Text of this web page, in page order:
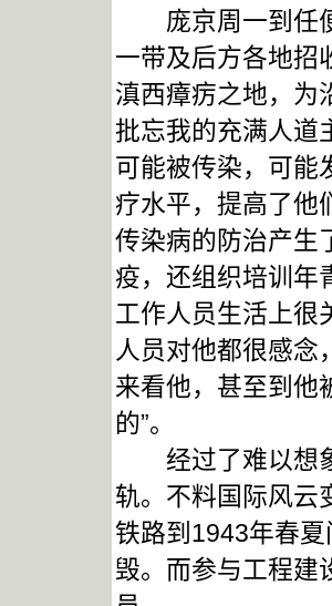
庞京周一到任便
一带及后方各地招
滇西瘴疠之地，为
批忘我的充满人道
可能被传染，可能
疗水平，提高了他
传染病的防治产生
疫，还组织培训年
工作人员生活上很
人员对他都很感念
来看他，甚至到他
的”。
经过了难以想象
轨。不料国际风云
铁路到1943年春
毁。而参与工程建